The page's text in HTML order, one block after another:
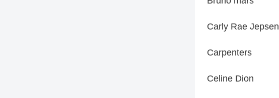
Carly Rae Jepsen
Carpenters
Celine Dion